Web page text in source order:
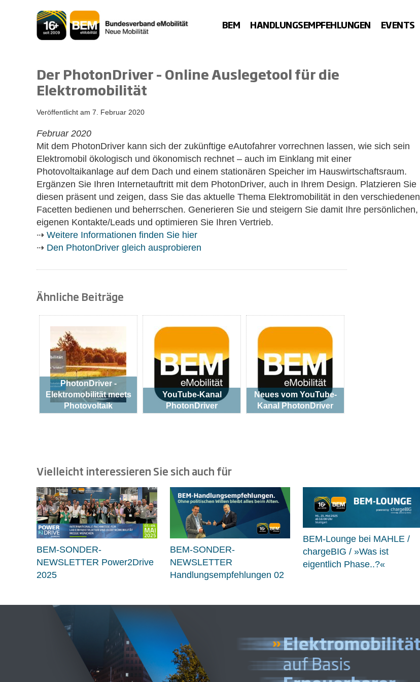
BEM HANDLUNGSEMPFEHLUNGEN EVENTS
Der PhotonDriver – Online Auslegetool für die
Elektromobilität
Veröffentlicht am 7. Februar 2020
Februar 2020
Mit dem PhotonDriver kann sich der zukünftige eAutofahrer vorrechnen lassen, wie sich sein
Elektromobil ökologisch und ökonomisch rechnet – auch im Einklang mit einer
Photovoltaikanlage auf dem Dach und einem stationären Speicher im Hauswirtschaftsraum.
Ergänzen Sie Ihren Internetauftritt mit dem PhotonDriver, auch in Ihrem Design. Platzieren Sie
diesen präsent und zeigen, dass Sie das aktuelle Thema Elektromobilität in den verschiedenen
Facetten bedienen und beherrschen. Generieren Sie und steigern Sie damit Ihre persönlichen,
eigenen Kontakte/Leads und optimieren Sie Ihren Vertrieb.
⇢ Weitere Informationen finden Sie hier
⇢ Den PhotonDriver gleich ausprobieren
Ähnliche Beiträge
PhotonDriver -
Elektromobilität meets
Photovoltaik
YouTube-Kanal
PhotonDriver
Neues vom YouTube-
Kanal PhotonDriver
Vielleicht interessieren Sie sich auch für
BEM-SONDER-
NEWSLETTER Power2Drive
2025
BEM-SONDER-
NEWSLETTER
Handlungsempfehlungen 02
BEM-Lounge bei MAHLE /
chargeBIG / »Was ist
eigentlich Phase..?«